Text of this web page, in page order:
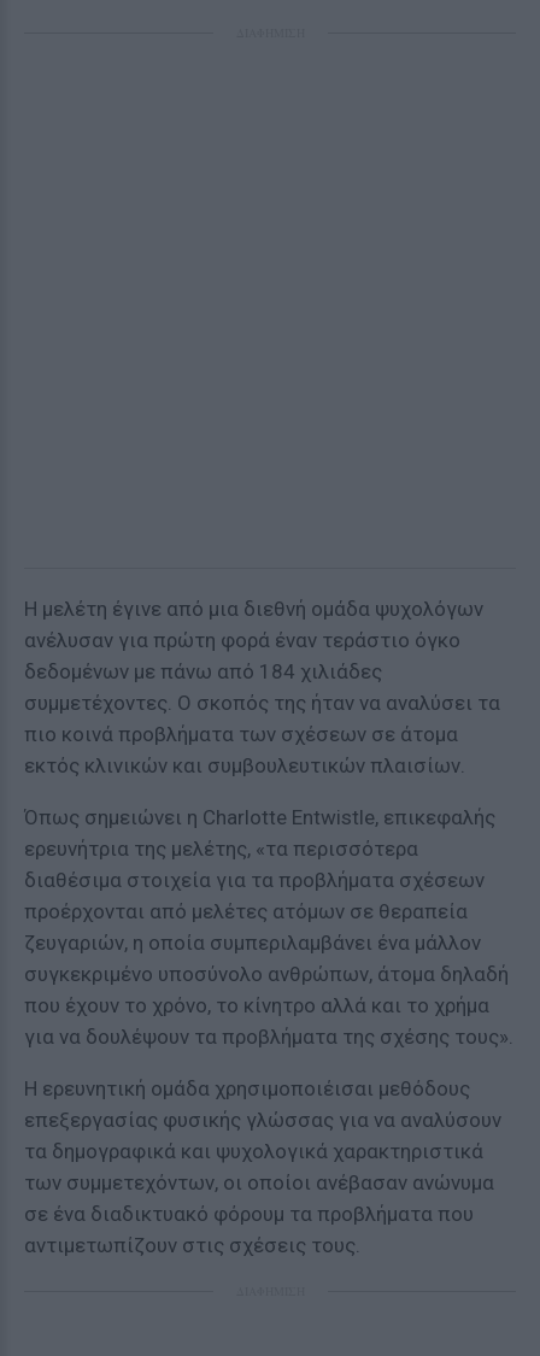
Η μελέτη έγινε από μια διεθνή ομάδα ψυχολόγων
ανέλυσαν για πρώτη φορά έναν τεράστιο όγκο
δεδομένων με πάνω από 184 χιλιάδες
συμμετέχοντες. Ο σκοπός της ήταν να αναλύσει τα
πιο κοινά προβλήματα των σχέσεων σε άτομα
εκτός κλινικών και συμβουλευτικών πλαισίων.
Όπως σημειώνει η Charlotte Entwistle, επικεφαλής
ερευνήτρια της μελέτης, «τα περισσότερα
διαθέσιμα στοιχεία για τα προβλήματα σχέσεων
προέρχονται από μελέτες ατόμων σε θεραπεία
ζευγαριών, η οποία συμπεριλαμβάνει ένα μάλλον
συγκεκριμένο υποσύνολο ανθρώπων, άτομα δηλαδή
που έχουν το χρόνο, το κίνητρο αλλά και το χρήμα
για να δουλέψουν τα προβλήματα της σχέσης τους».
Η ερευνητική ομάδα χρησιμοποιέισαι μεθόδους
επεξεργασίας φυσικής γλώσσας για να αναλύσουν
τα δημογραφικά και ψυχολογικά χαρακτηριστικά
των συμμετεχόντων, οι οποίοι ανέβασαν ανώνυμα
σε ένα διαδικτυακό φόρουμ τα προβλήματα που
αντιμετωπίζουν στις σχέσεις τους.